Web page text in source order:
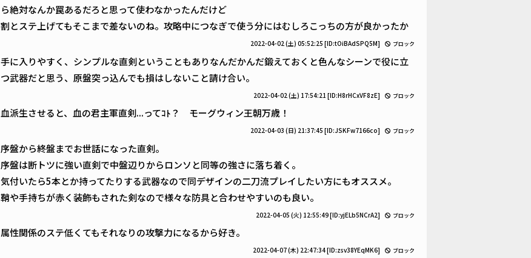
ら絶対なんか罠あるだろと思って使わなかったんだけど
割とステ上げてもそこまで差ないのね。攻略中につなぎで使う分にはむしろこっちの方が良かったか
2022-04-02 (土) 05:52:25 [ID:tOiBAdSPQ5M] ブロック
手に入りやすく、シンプルな直剣ということもありなんだかんだ鍛えておくと色んなシーンで役に立
つ武器だと思う、原盤突っ込んでも損はしないこと請け合い。
2022-04-02 (土) 17:54:21 [ID:H8rHCxVF8zE] ブロック
血派生させると、血の君主軍直剣...ってｺﾄ？ モーグウィン王朝万歳！
2022-04-03 (日) 21:37:45 [ID:JSKFw7166co] ブロック
序盤から終盤までお世話になった直剣。
序盤は断トツに強い直剣で中盤辺りからロンソと同等の強さに落ち着く。
気付いたら5本とか持ってたりする武器なので同デザインの二刀流プレイしたい方にもオススメ。
鞘や手持ちが赤く装飾もされた剣なので様々な防具と合わせやすいのも良い。
2022-04-05 (火) 12:55:49[ID:yjELb5NCrA2] ブロック
属性関係のステ低くてもそれなりの攻撃力になるから好き。
2022-04-07 (木) 22:47:34[ID:zsv38YEqMK6] ブロック